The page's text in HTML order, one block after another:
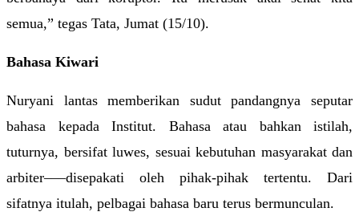
semua,” tegas Tata, Jumat (15/10).
Bahasa Kiwari
Nuryani lantas memberikan sudut pandangnya seputar
bahasa kepada Institut. Bahasa atau bahkan istilah,
tuturnya, bersifat luwes, sesuai kebutuhan masyarakat dan
arbiter–––disepakati oleh pihak-pihak tertentu. Dari
sifatnya itulah, pelbagai bahasa baru terus bermunculan.